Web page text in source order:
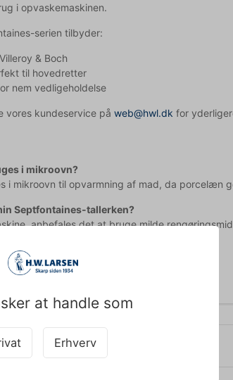
at handle som
Erhverv
i opvaskemaskinen.
serien tilbyder:
& Boch
til hovedretter
nem vedligeholdelse
vores kundeservice på web@hwl.dk for
i mikroovn?
i mikroovn til opvarmning af mad, da porcelæn
Septfontaines-tallerken?
anbefales det at bruge milde
der forbehold for fejl.
sammen med